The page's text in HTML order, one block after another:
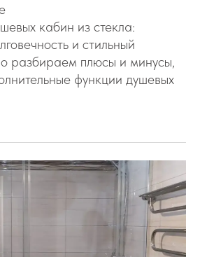
кабин из стекла:
и стильный
разбираем плюсы и минусы,
функции душевых